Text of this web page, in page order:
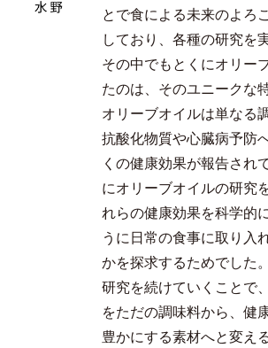
とで食による未来のよろ
しており、各種の研究を
その中でもとくにオリー
たのは、そのユニークな
オリーブオイルは単なる
抗酸化物質や心臓病予防
くの健康効果が報告され
にオリーブオイルの研究
れらの健康効果を科学的
うに日常の食事に取り入
かを探求するためでした。
研究を続けていくことで
をただの調味料から、健
豊かにする素材へと変え